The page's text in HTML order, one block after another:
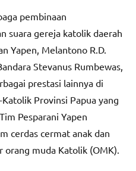
pembinaan
suara gereja katolik daerah
Yapen, Melantono R.D.
Stevanus Rumbewas,
prestasi lainnya di
Provinsi Papua yang
Pesparani Yapen
cerdas cermat anak dan
muda Katolik (OMK).